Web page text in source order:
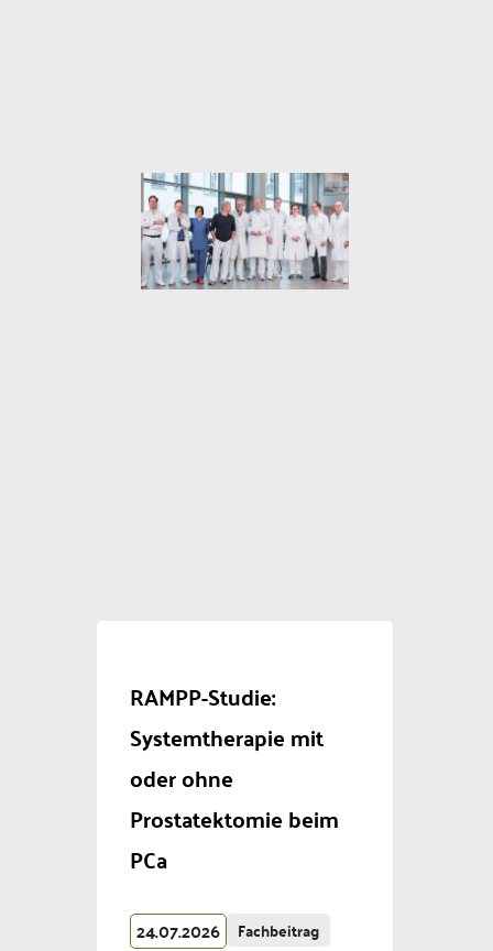
RAMPP-Studie:
Systemtherapie mit
oder ohne
Prostatektomie beim
PCa
24.07.2026 Fachbeitrag